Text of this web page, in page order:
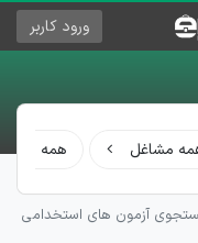
ورود کاربر
مشاغل همه
آزمون های استخدامی